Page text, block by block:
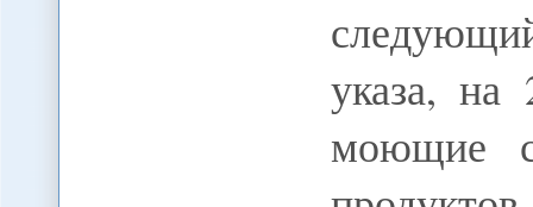
указа, на
моющие